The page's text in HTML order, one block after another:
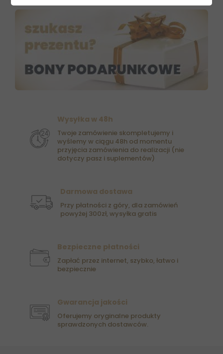
Wysyłka w 48h
Twoje zamówienie skompletujemy i
wyślemy w ciągu 48h od momentu
przyjęcia zamówienia do realizacji (nie
dotyczy pasz i suplementów)
Darmowa dostawa
Przy płatności z góry, dla zamówień
powyżej 300zł, wysyłka gratis
Bezpieczne płatności
Zapłać przez internet, szybko, łatwo i
bezpiecznie
Gwarancja jakości
Oferujemy oryginalne produkty
sprawdzonych dostawców.